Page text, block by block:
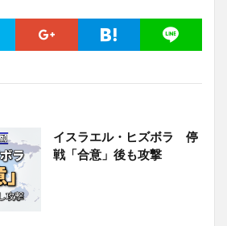
イスラエル・ヒズボラ 停
戦「合意」後も攻撃